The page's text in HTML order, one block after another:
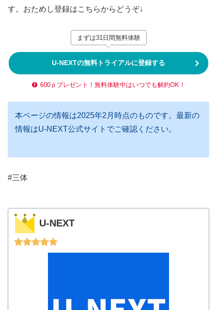
す。おためし登録はこちらからどうぞ↓
まずは31日間無料体験
U-NEXTの無料トライアルに登録する
600ｐプレゼント！無料体験中はいつでも解約OK！
本ページの情報は2025年2月時点のものです。最新の
情報はU-NEXT公式サイトでご確認ください。
#三体
U-NEXT